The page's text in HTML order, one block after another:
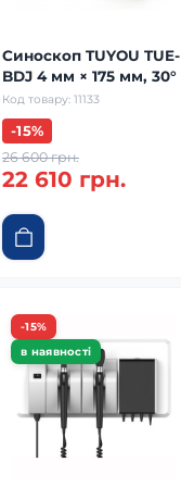
Синоскоп TUYOU TUE-
BDJ 4 мм × 175 мм, 30°
Код товару: 11133
-15%
26 600 грн.
22 610 грн.
-15%
в наявності